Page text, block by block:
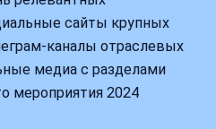
сайты крупных
отраслевых
медиа с разделами
мероприятия 2024